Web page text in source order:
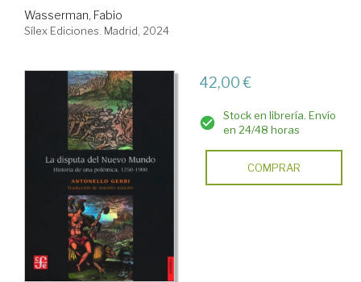
Wasserman, Fabio
Sílex Ediciones. Madrid, 2024
42,00 €
Stock en librería. Envío
en 24/48 horas
COMPRAR